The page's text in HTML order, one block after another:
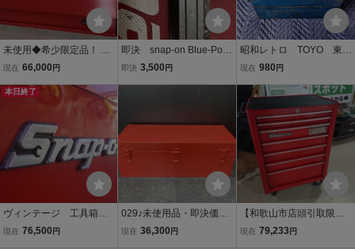
未使用◆希少限定品！ ス
ナップオン【 Snap-on 】
チェスト キャビネット ◆
W 300 × D 210 × H 210
現在 66,000 円
即決 snap-on Blue-Point
KAMM122 マグネットツ
即決 3,500 円
昭和レトロ TOYO 東洋
スチール PATENT 3段
工具箱 ビンテージ ガ
レージ 当時物 青色
現在 980 円
本日終了
ヴィンテージ 工具箱 U
SA ツールボックス ガ
現在 76,500 円
029♪未使用品・即決価格♪
Snap-on スナップオン
現在 36,300 円
【和歌山市店頭引取限
定】【中古現状品】Snap-
現在 79,233 円